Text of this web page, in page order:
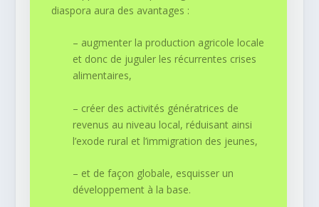
diaspora aura des avantages :
– augmenter la production agricole locale
et donc de juguler les récurrentes crises
alimentaires,
– créer des activités génératrices de
revenus au niveau local, réduisant ainsi
l’exode rural et l’immigration des jeunes,
– et de façon globale, esquisser un
développement à la base.